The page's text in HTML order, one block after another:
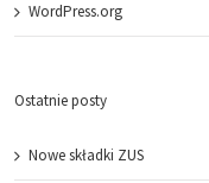
WordPress.org
Ostatnie posty
Nowe składki ZUS